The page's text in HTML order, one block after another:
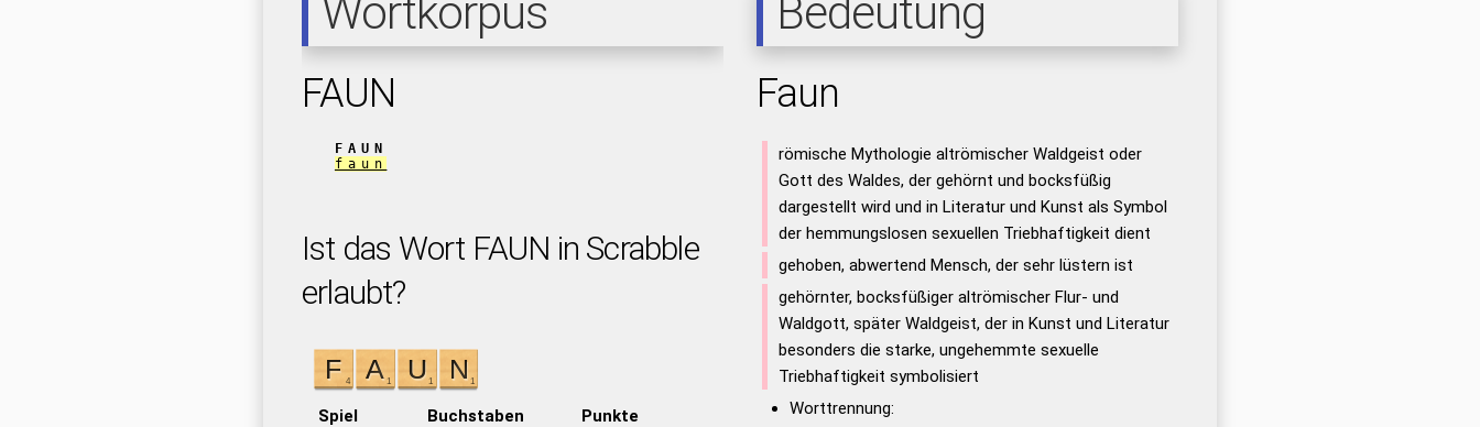
Wortkorpus
FAUN
FAUN
faun
Ist das Wort FAUN in Scrabble
erlaubt?
Spiel Buchstaben Punkte
Bedeutung
Faun
römische Mythologie altrömischer Waldgeist oder
Gott des Waldes, der gehörnt und bocksfüßig
dargestellt wird und in Literatur und Kunst als Symbol
der hemmungslosen sexuellen Triebhaftigkeit dient
gehoben, abwertend Mensch, der sehr lüstern ist
gehörnter, bocksfüßiger altrömischer Flur- und
Waldgott, später Waldgeist, der in Kunst und Literatur
besonders die starke, ungehemmte sexuelle
Triebhaftigkeit symbolisiert
Worttrennung: